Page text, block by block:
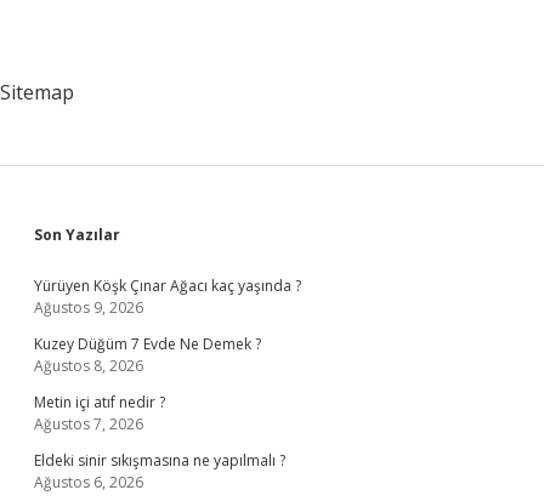
Sitemap
Sidebar
Son Yazılar
Yürüyen Köşk Çınar Ağacı kaç yaşında ?
Ağustos 9, 2026
Kuzey Düğüm 7 Evde Ne Demek ?
Ağustos 8, 2026
Metin içi atıf nedir ?
Ağustos 7, 2026
Eldeki sinir sıkışmasına ne yapılmalı ?
Ağustos 6, 2026